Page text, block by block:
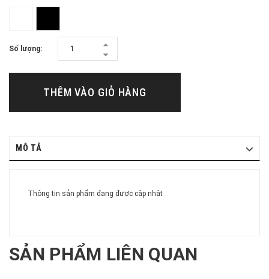
Số lượng:
THÊM VÀO GIỎ HÀNG
MÔ TẢ
Thông tin sản phẩm đang được cập nhật
SẢN PHẨM LIÊN QUAN